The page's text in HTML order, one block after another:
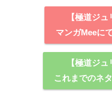
【極道ジュ
マンガMeeに
【極道ジュ
これまでのネ